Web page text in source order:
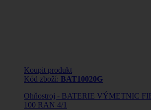
Koupit produkt
Kód zboží: BAT10020G
Ohňostroj - BATERIE VÝMETNIC
100 RAN 4/1